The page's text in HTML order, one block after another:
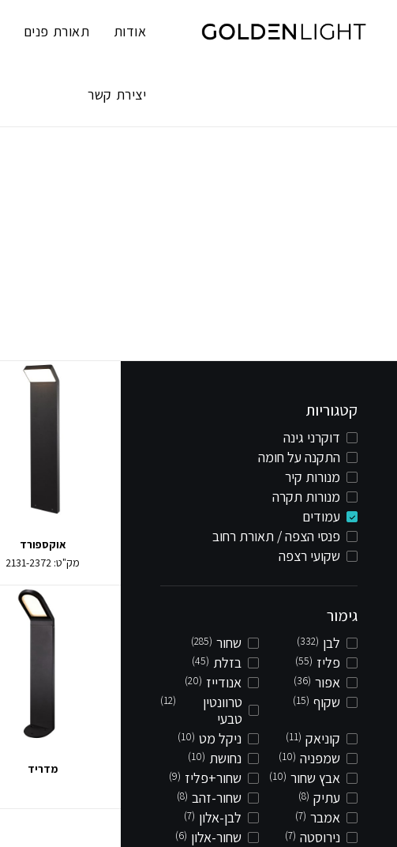
content
אודות תאורת פנים
יצירת קשר
קטגוריות
דוקרני גינה
התקנה על חומה
מנורות קיר
מנורות תקרה
עמודים
פנסי הצפה / תאורת רחוב
שקועי רצפה
גימור
לבן (332) שחור (285)
פליז (55) בזלת (45)
אפור (36) אנודייז (20)
שקוף (15)
טרוונטין
טבעי
(12)
קוניאק (11) ניקל מט (10)
שמפניה (10) נחושת (10)
אבץ שחור (10) שחור+פליז (9)
עתיק (8) שחור-זהב (8)
אמבר (7) לבן-אלון (7)
נירוסטה (7) שחור-אלון (6)
אוקספורד
מק"ט: 2131-2372
מדריד